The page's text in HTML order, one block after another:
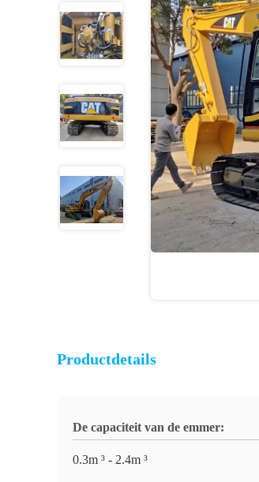
Productdetails
De capaciteit van de emmer:
0.3m ³ - 2.4m ³